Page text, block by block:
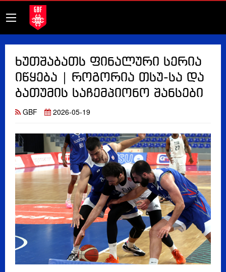
ხუთშაბათს ფინალური სერია
იწყება | როგორია თსუ-სა და
ბათუმის საჩემპიონო შანსები
GBF 2026-05-19